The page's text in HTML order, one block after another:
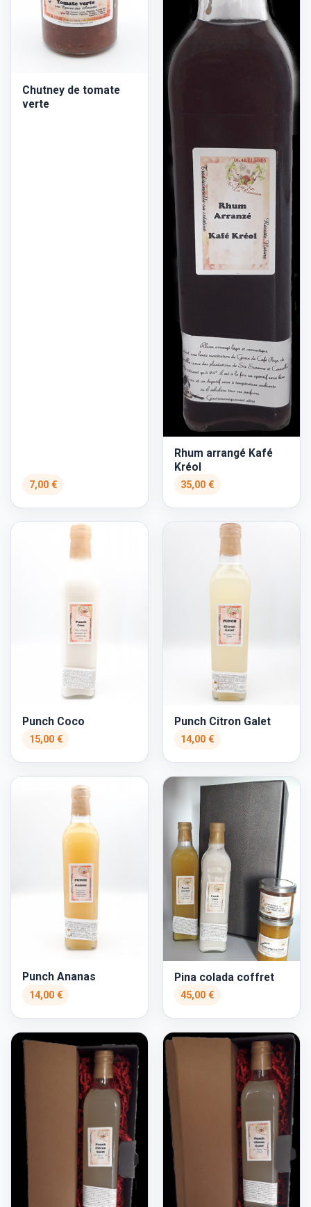
Chutney de tomate
verte
7,00 €
Rhum arrangé Kafé
Kréol
35,00 €
Punch Coco
15,00 €
Punch Citron Galet
14,00 €
Punch Ananas
14,00 €
Pina colada coffret
45,00 €